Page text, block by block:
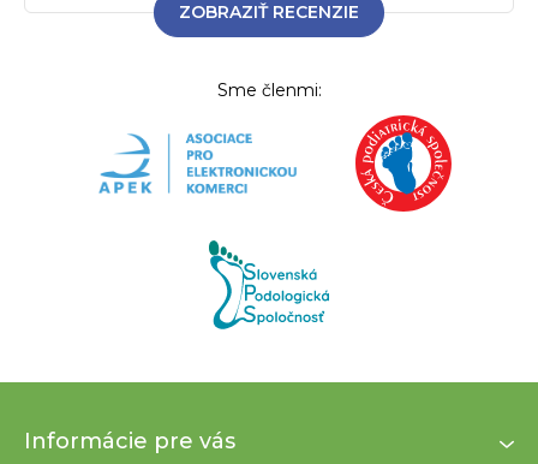
ZOBRAZIŤ RECENZIE
Sme členmi:
Informácie pre vás